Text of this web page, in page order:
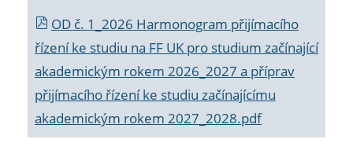
OD č. 1_2026 Harmonogram přijímacího
řízení ke studiu na FF UK pro studium začínající
akademickým rokem 2026_2027 a příprav
přijímacího řízení ke studiu začínajícímu
akademickým rokem 2027_2028.pdf